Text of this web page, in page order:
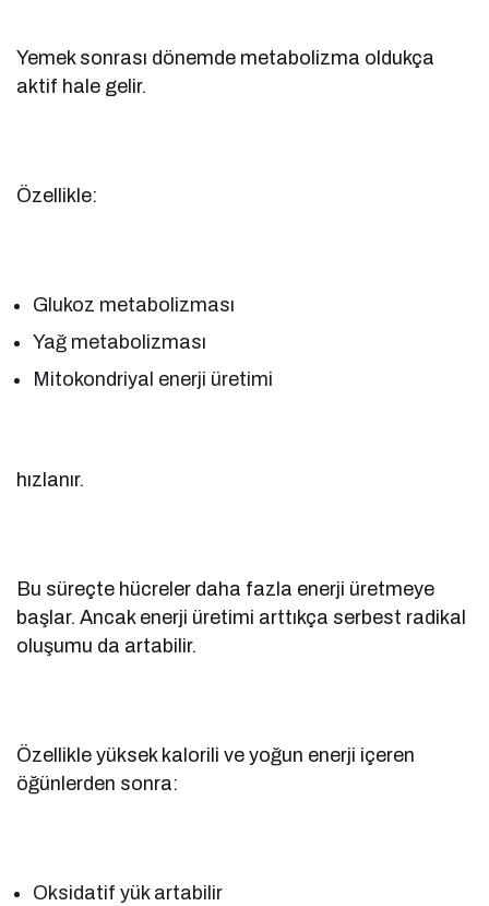
Yemek sonrası dönemde metabolizma oldukça
aktif hale gelir.
Özellikle:
Glukoz metabolizması
Yağ metabolizması
Mitokondriyal enerji üretimi
hızlanır.
Bu süreçte hücreler daha fazla enerji üretmeye
başlar. Ancak enerji üretimi arttıkça serbest radikal
oluşumu da artabilir.
Özellikle yüksek kalorili ve yoğun enerji içeren
öğünlerden sonra:
Oksidatif yük artabilir